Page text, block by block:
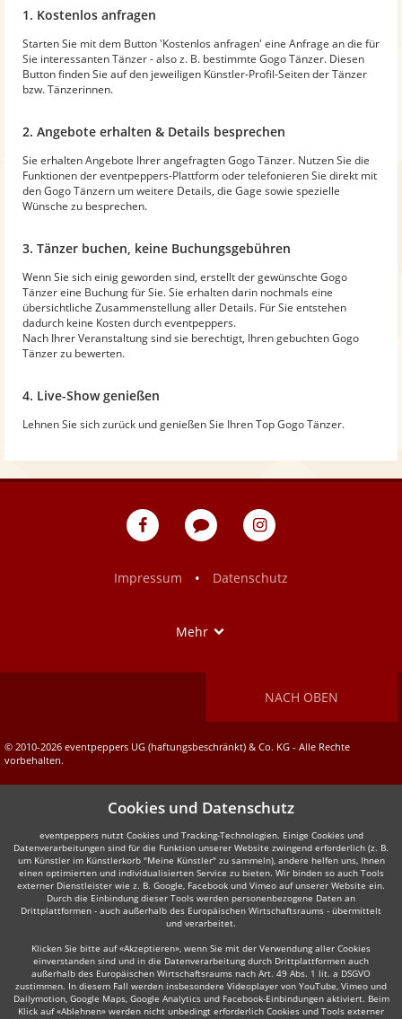
1. Kostenlos anfragen
Starten Sie mit dem Button 'Kostenlos anfragen' eine Anfrage an die für
Sie interessanten Tänzer - also z. B. bestimmte Gogo Tänzer. Diesen
Button finden Sie auf den jeweiligen Künstler-Profil-Seiten der Tänzer
bzw. Tänzerinnen.
2. Angebote erhalten & Details besprechen
Sie erhalten Angebote Ihrer angefragten Gogo Tänzer. Nutzen Sie die
Funktionen der eventpeppers-Plattform oder telefonieren Sie direkt mit
den Gogo Tänzern um weitere Details, die Gage sowie spezielle
Wünsche zu besprechen.
3. Tänzer buchen, keine Buchungsgebühren
Wenn Sie sich einig geworden sind, erstellt der gewünschte Gogo
Tänzer eine Buchung für Sie. Sie erhalten darin nochmals eine
übersichtliche Zusammenstellung aller Details. Für Sie entstehen
dadurch keine Kosten durch eventpeppers.
Nach Ihrer Veranstaltung sind sie berechtigt, Ihren gebuchten Gogo
Tänzer zu bewerten.
4. Live-Show genießen
Lehnen Sie sich zurück und genießen Sie Ihren Top Gogo Tänzer.
eventpeppers
Blog
eventpeppers
Impressum
• Datenschutz
Mehr
NACH OBEN
© 2010-2026 eventpeppers UG (haftungsbeschränkt) & Co. KG - Alle Rechte
vorbehalten.
Cookies und Datenschutz
eventpeppers nutzt Cookies und Tracking-Technologien. Einige Cookies und
Datenverarbeitungen sind für die Funktion unserer Website zwingend erforderlich (z. B.
um Künstler im Künstlerkorb "Meine Künstler" zu sammeln), andere helfen uns, Ihnen
einen optimierten und individualisierten Service zu bieten. Wir binden so auch Tools
externer Dienstleister wie z. B. Google, Facebook und Vimeo auf unserer Website ein.
Durch die Einbindung dieser Tools werden personenbezogene Daten an
Drittplattformen - auch außerhalb des Europäischen Wirtschaftsraums - übermittelt
und verarbeitet.
Klicken Sie bitte auf «Akzeptieren», wenn Sie mit der Verwendung aller Cookies
einverstanden sind und in die Datenverarbeitung durch Drittplattformen auch
außerhalb des Europäischen Wirtschaftsraums nach Art. 49 Abs. 1 lit. a DSGVO
zustimmen. In diesem Fall werden insbesondere Videoplayer von YouTube, Vimeo und
Dailymotion, Google Maps, Google Analytics und Facebook-Einbindungen aktiviert. Beim
Klick auf «Ablehnen» werden nicht unbedingt erforderlich Cookies und Tools externer